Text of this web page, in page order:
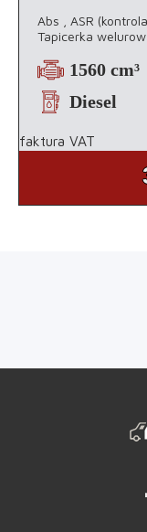
Abs , ASR
Tapicerka
1560 cm³
Diesel
faktura VAT